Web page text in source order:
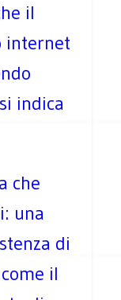
il
internet
indica
che
una
di
il